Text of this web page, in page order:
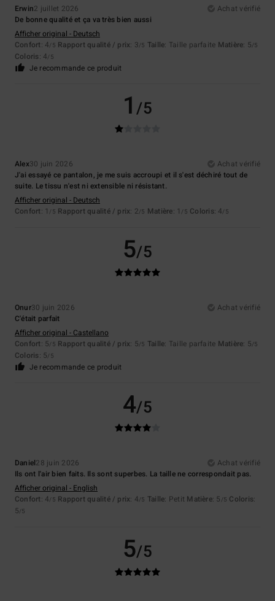
Erwin2 juillet 2026
Achat vérifié
De bonne qualité et ça va très bien aussi
Afficher original - Deutsch
Confort: 4/5 Rapport qualité / prix: 3/5 Taille: Taille parfaite Matière: 5/5
Coloris: 4/5
Je recommande ce produit
1/5
Alex30 juin 2026
Achat vérifié
J'ai essayé ce pantalon, je me suis accroupi et il s'est déchiré tout de
suite. Le tissu n'est ni extensible ni résistant.
Afficher original - Deutsch
Confort: 1 /5 Rapport qualité / prix: 2/5 Matière: 1 /5 Coloris: 4/5
5/5
Onur30 juin 2026
Achat vérifié
C'était parfait
Afficher original - Castellano
Confort: 5/5 Rapport qualité / prix: 5/5 Taille: Taille parfaite Matière: 5/5
Coloris: 5/5
Je recommande ce produit
4/5
Daniel28 juin 2026
Achat vérifié
Ils ont l'air bien faits. Ils sont superbes. La taille ne correspondait pas.
Afficher original - English
Confort: 4/5 Rapport qualité / prix: 4/5 Taille: Petit Matière: 5 /5 Coloris:
5/5
5/5